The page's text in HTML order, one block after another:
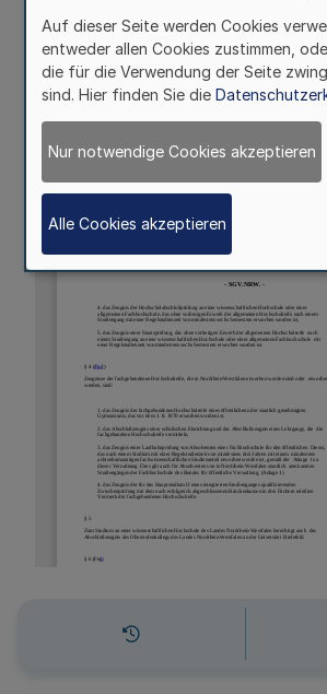
Auf dieser Seite werden Cookies
entweder allen Cookies zustimmen,
die für die Verwendung der Seite
sind. Hier finden Sie die
Nur notwendige Cookies akzeptieren
Alle Cookies akzeptieren